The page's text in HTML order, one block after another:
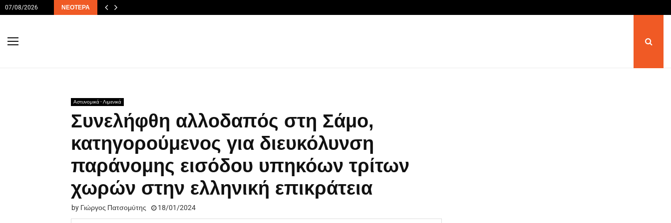
07/08/2026 ΝΕΌΤΕΡΑ
Αστυνομικά - Λιμενικά
Συνελήφθη αλλοδαπός στη Σάμο,
κατηγορούμενος για διευκόλυνση
παράνομης εισόδου υπηκόων τρίτων
χωρών στην ελληνική επικράτεια
by Γιώργος Πατσομύτης 18/01/2024